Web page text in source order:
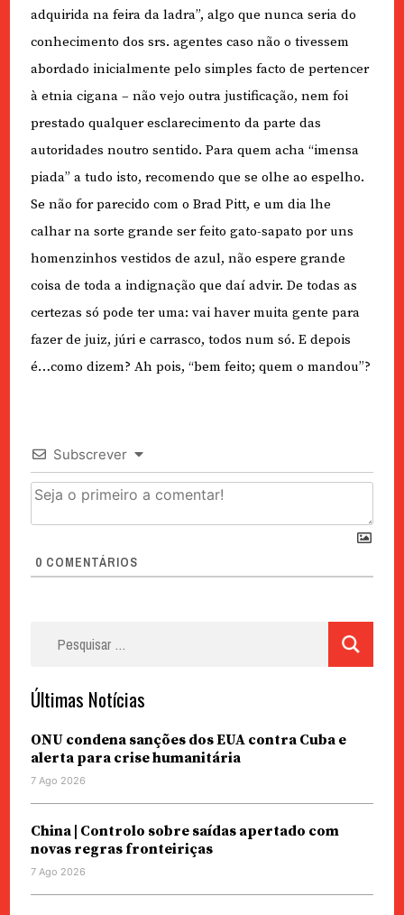
adquirida na feira da ladra”, algo que nunca seria do
conhecimento dos srs. agentes caso não o tivessem
abordado inicialmente pelo simples facto de pertencer
à etnia cigana – não vejo outra justificação, nem foi
prestado qualquer esclarecimento da parte das
autoridades noutro sentido. Para quem acha “imensa
piada” a tudo isto, recomendo que se olhe ao espelho.
Se não for parecido com o Brad Pitt, e um dia lhe
calhar na sorte grande ser feito gato-sapato por uns
homenzinhos vestidos de azul, não espere grande
coisa de toda a indignação que daí advir. De todas as
certezas só pode ter uma: vai haver muita gente para
fazer de juiz, júri e carrasco, todos num só. E depois
é…como dizem? Ah pois, “bem feito; quem o mandou”?
Subscrever
0 COMENTÁRIOS
Últimas Notícias
ONU condena sanções dos EUA contra Cuba e
alerta para crise humanitária
7 Ago 2026
China | Controlo sobre saídas apertado com
novas regras fronteiriças
7 Ago 2026